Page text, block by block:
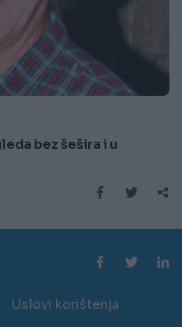
bez šešira i u
Uslovi korištenja